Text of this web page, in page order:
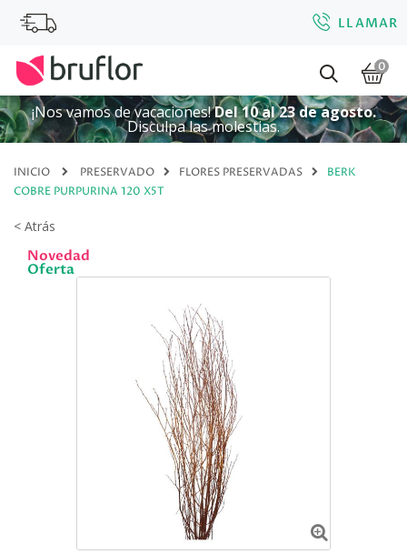
LLAMAR
0
¡Nos vamos de vacaciones!Del 10 al 23 de agosto.
Disculpa las molestias.
INICIO PRESERVADO FLORES PRESERVADAS
BERK
COBRE PURPURINA 120 X5T
< Atrás
Novedad
Oferta